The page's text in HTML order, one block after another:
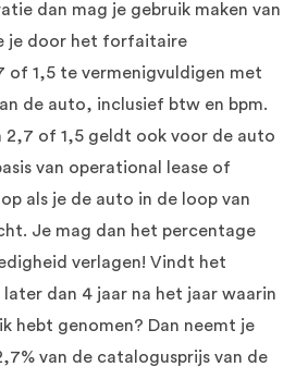
dan mag je gebruik maken van
je door het forfaitaire
of 1,5 te vermenigvuldigen met
de auto, inclusief btw en bpm.
2,7 of 1,5 geldt ook voor de auto
van operational lease of
als je de auto in de loop van
Je mag dan het percentage
verlagen! Vindt het
dan 4 jaar na het jaar waarin
hebt genomen? Dan neemt je
van de catalogusprijs van de